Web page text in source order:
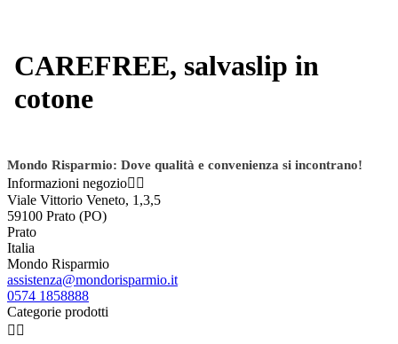
CAREFREE, salvaslip in
cotone
Mondo Risparmio: Dove qualità e convenienza si incontrano!
Informazioni negozio 
Viale Vittorio Veneto, 1,3,5
59100 Prato (PO)
Prato
Italia
Mondo Risparmio
assistenza@mondorisparmio.it
0574 1858888
Categorie prodotti
 